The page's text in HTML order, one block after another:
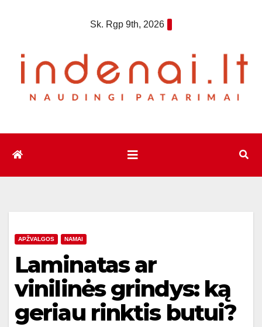
Sk. Rgp 9th, 2026
APŽVALGOS NAMAI
Laminatas ar
vinilinės grindys: ką
geriau rinktis butui?